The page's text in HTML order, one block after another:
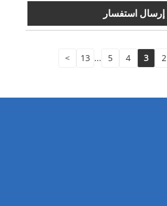
إرسال استفسار
2
3
4
5
...
13
>